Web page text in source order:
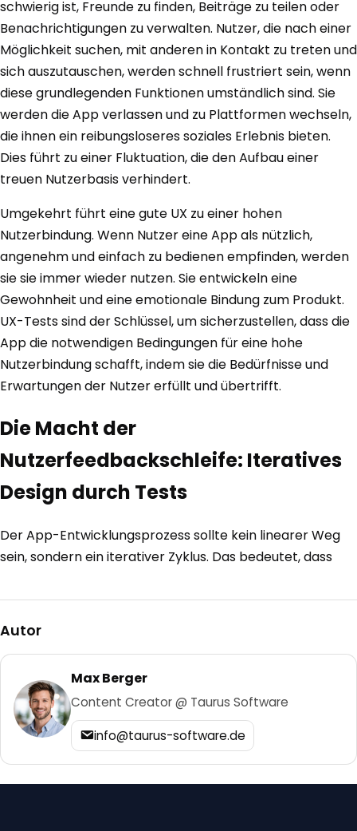
schwierig ist, Freunde zu finden, Beiträge zu teilen oder
Benachrichtigungen zu verwalten. Nutzer, die nach einer
Möglichkeit suchen, mit anderen in Kontakt zu treten und
sich auszutauschen, werden schnell frustriert sein, wenn
diese grundlegenden Funktionen umständlich sind. Sie
werden die App verlassen und zu Plattformen wechseln,
die ihnen ein reibungsloseres soziales Erlebnis bieten.
Dies führt zu einer Fluktuation, die den Aufbau einer
treuen Nutzerbasis verhindert.
Umgekehrt führt eine gute UX zu einer hohen
Nutzerbindung. Wenn Nutzer eine App als nützlich,
angenehm und einfach zu bedienen empfinden, werden
sie sie immer wieder nutzen. Sie entwickeln eine
Gewohnheit und eine emotionale Bindung zum Produkt.
UX-Tests sind der Schlüssel, um sicherzustellen, dass die
App die notwendigen Bedingungen für eine hohe
Nutzerbindung schafft, indem sie die Bedürfnisse und
Erwartungen der Nutzer erfüllt und übertrifft.
Die Macht der
Nutzerfeedbackschleife: Iteratives
Design durch Tests
Der App-Entwicklungsprozess sollte kein linearer Weg
sein, sondern ein iterativer Zyklus. Das bedeutet, dass
Autor
Max Berger
Content Creator @ Taurus Software
info@taurus-software.de